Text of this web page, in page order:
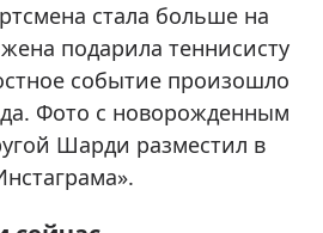
стала больше на
подарила теннисисту
событие произошло
Фото с новорожденным
Шарди разместил в